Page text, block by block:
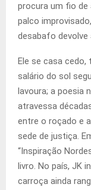
procura um fio de
palco
desabafo devolve
Ele se casa cedo,
salário do sol
lavoura; a poesia
atravessa
entre o roçado e
sede de justiça.
“Inspiração
livro. No país, JK
carroça ainda